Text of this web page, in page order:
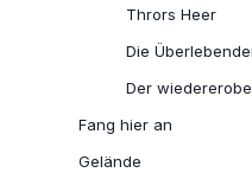
Thrors Heer
Die
Der
Fang hier an
Gelände